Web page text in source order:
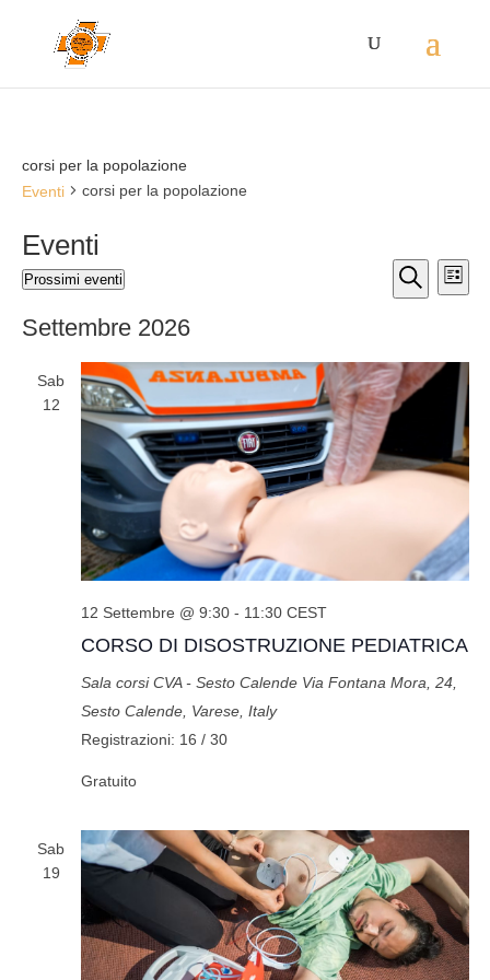
corsi per la popolazione
Eventi
corsi per la popolazione
Eventi
Eventi
Ricerca
viste
Cerca
Lista
Prossimi eventi
la
Settembre 2026
Sab
12
CORSO DI DISOSTRUZIONE PEDIATRICA
12 Settembre @ 9:30- 11:30 CEST
Sala corsi CVA - Sesto Calende Via Fontana Mora, 24,
Sesto Calende, Varese, Italy
Registrazioni: 16 / 30
Gratuito
Sab
19